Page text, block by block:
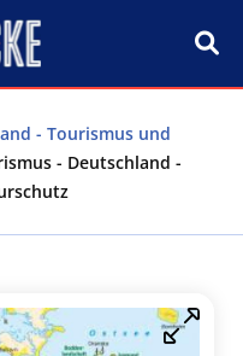
- Tourismus und
- Deutschland -